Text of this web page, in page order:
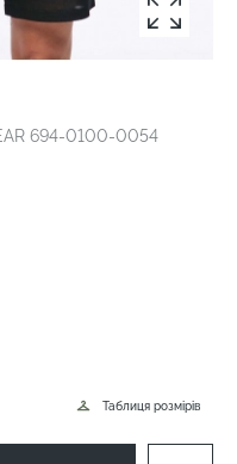
694-0100-0054
Таблиця розмірів